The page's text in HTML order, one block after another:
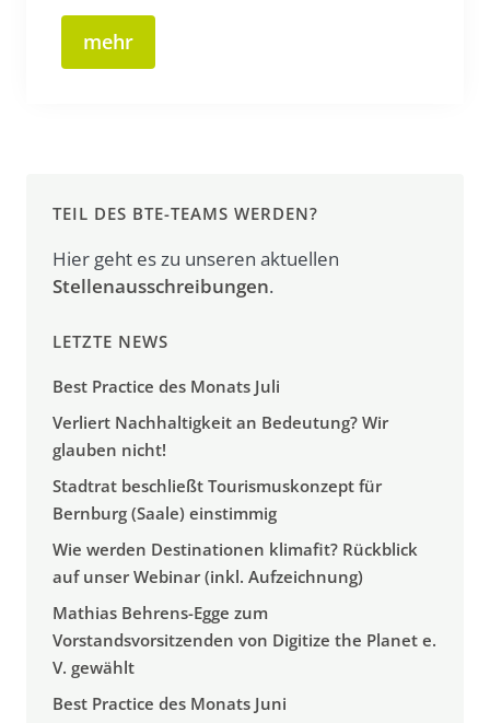
mehr
TEIL DES BTE-TEAMS WERDEN?
Hier geht es zu unseren aktuellen
Stellenausschreibungen.
LETZTE NEWS
Best Practice des Monats Juli
Verliert Nachhaltigkeit an Bedeutung? Wir
glauben nicht!
Stadtrat beschließt Tourismuskonzept für
Bernburg (Saale) einstimmig
Wie werden Destinationen klimafit? Rückblick
auf unser Webinar (inkl. Aufzeichnung)
Mathias Behrens-Egge zum
Vorstandsvorsitzenden von Digitize the Planet e.
V. gewählt
Best Practice des Monats Juni